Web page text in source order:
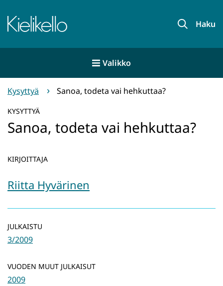
sisältöön
Etusivu Haku
Valikko
Kysyttyä Sanoa, todeta vai hehkuttaa?
KYSYTTYÄ
Sanoa, todeta vai hehkuttaa?
KIRJOITTAJA
Riitta Hyvärinen
JULKAISTU
3/2009
VUODEN MUUT JULKAISUT
2009